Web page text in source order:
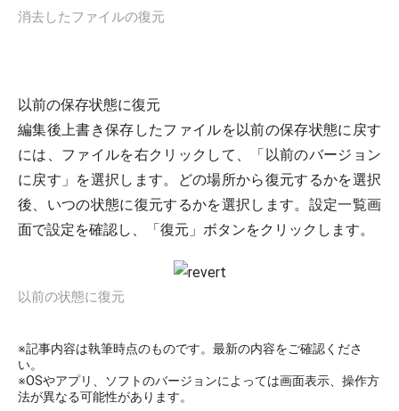
消去したファイルの復元
以前の保存状態に復元
編集後上書き保存したファイルを以前の保存状態に戻す
には、ファイルを右クリックして、「以前のバージョン
に戻す」を選択します。どの場所から復元するかを選択
後、いつの状態に復元するかを選択します。設定一覧画
面で設定を確認し、「復元」ボタンをクリックします。
以前の状態に復元
※記事内容は執筆時点のものです。最新の内容をご確認くださ
い。
※OSやアプリ、ソフトのバージョンによっては画面表示、操作方
法が異なる可能性があります。